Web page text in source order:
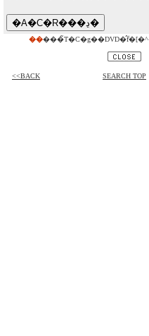
��
<<BACK SEARCH TOP